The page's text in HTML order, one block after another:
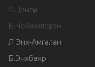
С. Цэнгүүн
Б.Чойжилсүрэн
Л .Энх-Амгалан
Б.Энхбаяр